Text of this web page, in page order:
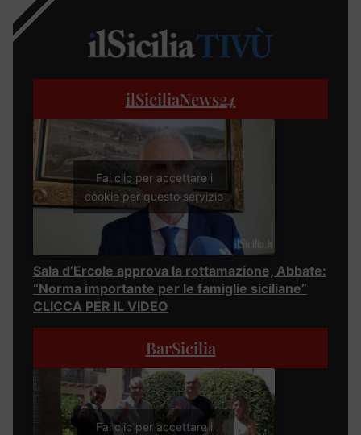
ilSiciliaNews24
Fai clic per accettare i
cookie per questo servizio
Sala d’Ercole approva la rottamazione, Abbate:
“Norma importante per le famiglie siciliane”
CLICCA PER IL VIDEO
BarSicilia
Fai clic per accettare i